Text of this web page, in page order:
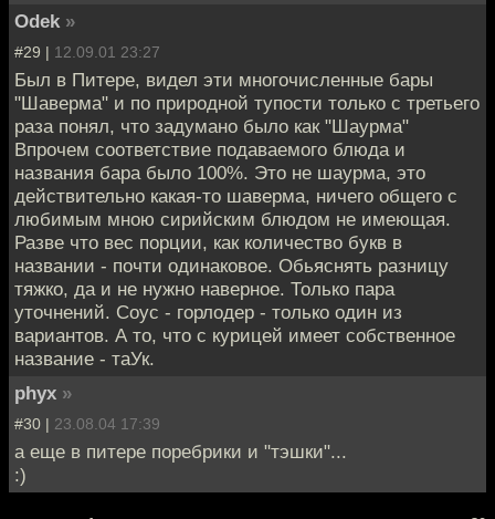
Odek »
#29 | 12.09.01 23:27
Был в Питере, видел эти многочисленные бары
"Шаверма" и по природной тупости только с третьего
раза понял, что задумано было как "Шаурма"
Впрочем соответствие подаваемого блюда и
названия бара было 100%. Это не шаурма, это
действительно какая-то шаверма, ничего общего с
любимым мною сирийским блюдом не имеющая.
Разве что вес порции, как количество букв в
названии - почти одинаковое. Обьяснять разницу
тяжко, да и не нужно наверное. Только пара
уточнений. Соус - горлодер - только один из
вариантов. А то, что с курицей имеет собственное
название - таУк.
phyx »
#30 | 23.08.04 17:39
а еще в питере поребрики и "тэшки"...
:)